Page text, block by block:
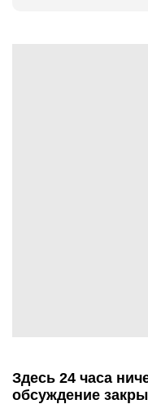
Здесь 24 часа
обсуждение